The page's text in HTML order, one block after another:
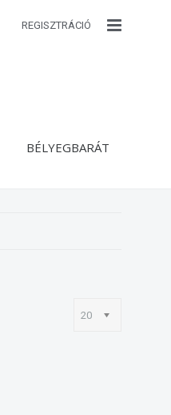
REGISZTRÁCIÓ
BÉLYEGBARÁT
20